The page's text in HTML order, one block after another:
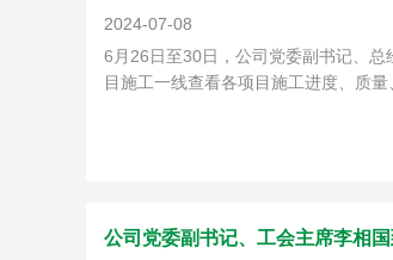
2024-07-08
6月26日至30日，公司党委副书记、
目施工一线查看各项目施工进度、质
公司党委副书记、工会主席李相